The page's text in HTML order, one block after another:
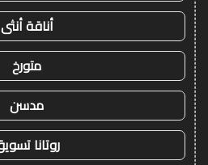
أناقة أنثى
متورخ
مدسن
روتانا